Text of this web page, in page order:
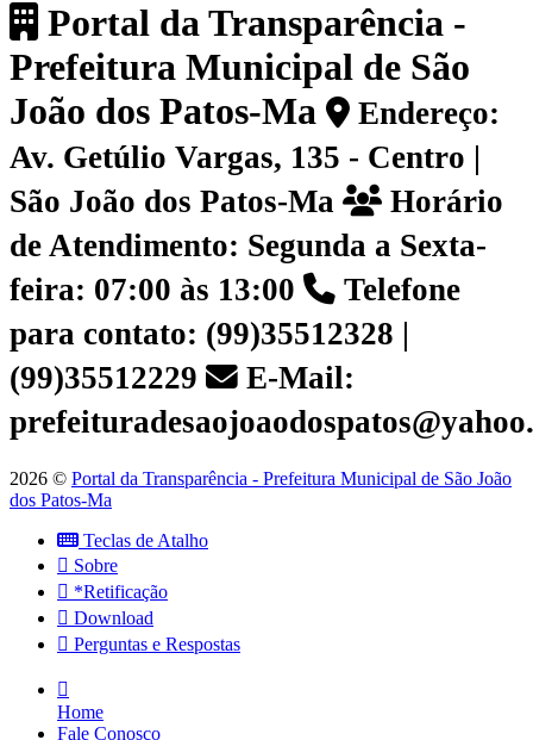
Portal da Transparência -
Prefeitura Municipal de São
João dos Patos-Ma
Endereço:
Av. Getúlio Vargas, 135 - Centro |
São João dos Patos-Ma
Horário
de Atendimento: Segunda a Sexta-
feira: 07:00 às 13:00
Telefone
para contato: (99)35512328 |
(99)35512229
E-Mail:
2026 © Portal da Transparência - Prefeitura Municipal de São João
dos Patos-Ma
Teclas de Atalho
Sobre
*Retificação
Download
Perguntas e Respostas
Home
Fale Conosco